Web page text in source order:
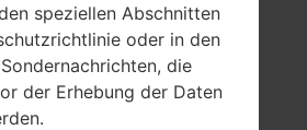
Vergleiche
speziellen Abschnitten
oder in den
die
der Erhebung der Daten